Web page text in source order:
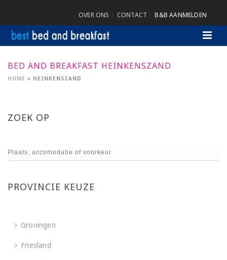
OVER ONS CONTACT B&B AANMELDEN
BED AND BREAKFAST HEINKENSZAND
HOME » HEINKENSZAND
ZOEK OP
PROVINCIE KEUZE
Groningen
Friesland